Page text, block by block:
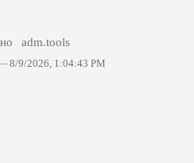
adm.tools
8/9/2026, 1:04:43 PM